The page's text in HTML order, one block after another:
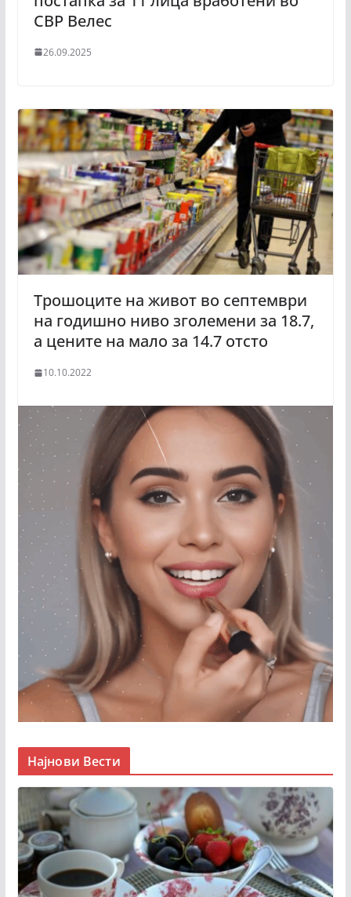
СВР Велес
26.09.2025
Трошоците на живот во септември
на годишно ниво зголемени за 18.7,
а цените на мало за 14.7 отсто
10.10.2022
Најнови Вести